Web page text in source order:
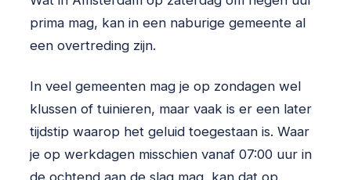
prima mag, kan in een naburige gemeente al
een overtreding zijn.
In veel gemeenten mag je op zondagen wel
klussen of tuinieren, maar vaak is er een later
tijdstip waarop het geluid toegestaan is. Waar
je op werkdagen misschien vanaf 07:00 uur in